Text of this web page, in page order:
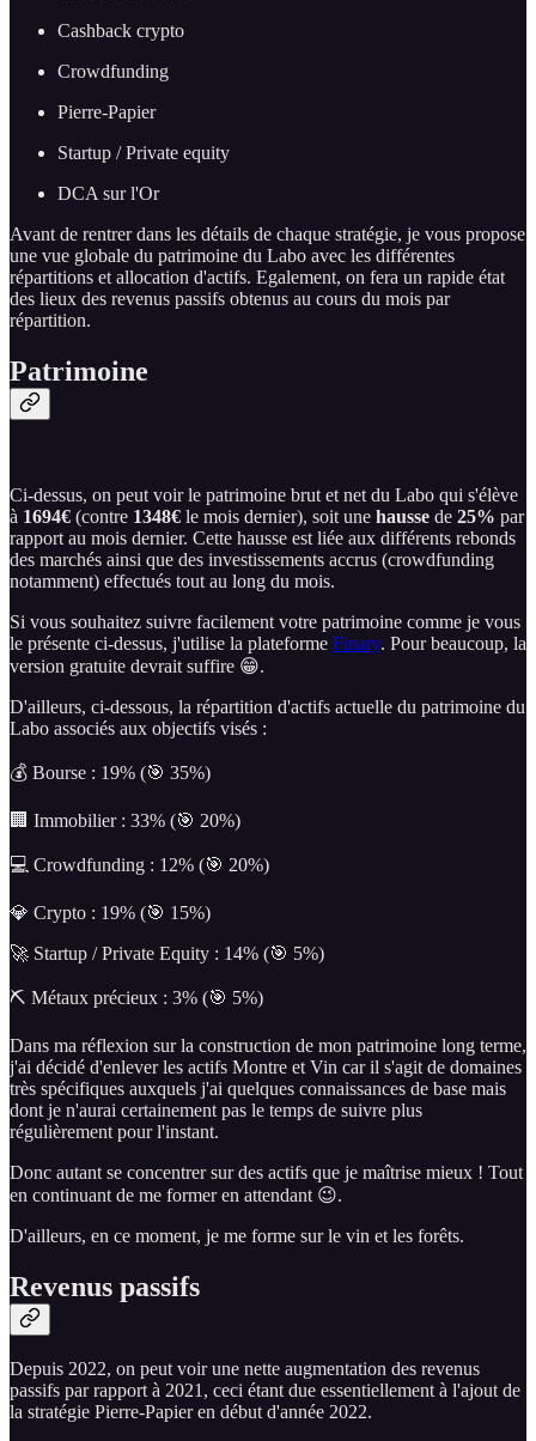
Cashback crypto
Crowdfunding
Pierre-Papier
Startup / Private equity
DCA sur l'Or
Avant de rentrer dans les détails de chaque stratégie, je vous propose
une vue globale du patrimoine du Labo avec les différentes
répartitions et allocation d'actifs. Egalement, on fera un rapide état
des lieux des revenus passifs obtenus au cours du mois par
répartition.
Patrimoine
Ci-dessus, on peut voir le patrimoine brut et net du Labo qui s'élève
à 1694€ (contre 1348€ le mois dernier), soit une hausse de 25% par
rapport au mois dernier. Cette hausse est liée aux différents rebonds
des marchés ainsi que des investissements accrus (crowdfunding
notamment) effectués tout au long du mois.
Si vous souhaitez suivre facilement votre patrimoine comme je vous
le présente ci-dessus, j'utilise la plateforme Finary. Pour beaucoup, la
version gratuite devrait suffire 😁.
D'ailleurs, ci-dessous, la répartition d'actifs actuelle du patrimoine du
Labo associés aux objectifs visés :
💰 Bourse : 19% (🎯 35%)
🏢 Immobilier : 33% (🎯 20%)
💻 Crowdfunding : 12% (🎯 20%)
💎 Crypto : 19% (🎯 15%)
🚀 Startup / Private Equity : 14% (🎯 5%)
⛏ Métaux précieux : 3% (🎯 5%)
Dans ma réflexion sur la construction de mon patrimoine long terme,
j'ai décidé d'enlever les actifs Montre et Vin car il s'agit de domaines
très spécifiques auxquels j'ai quelques connaissances de base mais
dont je n'aurai certainement pas le temps de suivre plus
régulièrement pour l'instant.
Donc autant se concentrer sur des actifs que je maîtrise mieux ! Tout
en continuant de me former en attendant 😉.
D'ailleurs, en ce moment, je me forme sur le vin et les forêts.
Revenus passifs
Depuis 2022, on peut voir une nette augmentation des revenus
passifs par rapport à 2021, ceci étant due essentiellement à l'ajout de
la stratégie Pierre-Papier en début d'année 2022.